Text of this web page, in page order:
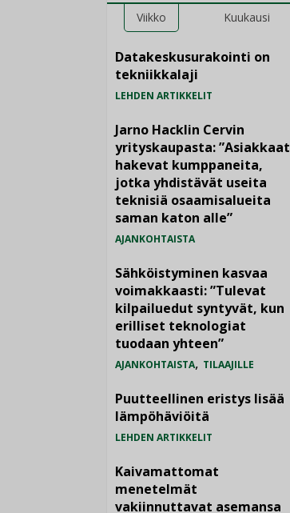
Viikko Kuukausi
Datakeskusurakointi on
tekniikkalaji
LEHDEN ARTIKKELIT
Jarno Hacklin Cervin
yrityskaupasta: ”Asiakkaat
hakevat kumppaneita,
jotka yhdistävät useita
teknisiä osaamisalueita
saman katon alle”
AJANKOHTAISTA
Sähköistyminen kasvaa
voimakkaasti: ”Tulevat
kilpailuedut syntyvät, kun
erilliset teknologiat
tuodaan yhteen”
AJANKOHTAISTA, TILAAJILLE
Puutteellinen eristys lisää
lämpöhäviöitä
LEHDEN ARTIKKELIT
Kaivamattomat
menetelmät
vakiinnuttavat asemansa